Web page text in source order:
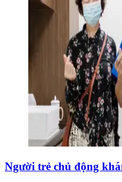
Người trẻ chủ động